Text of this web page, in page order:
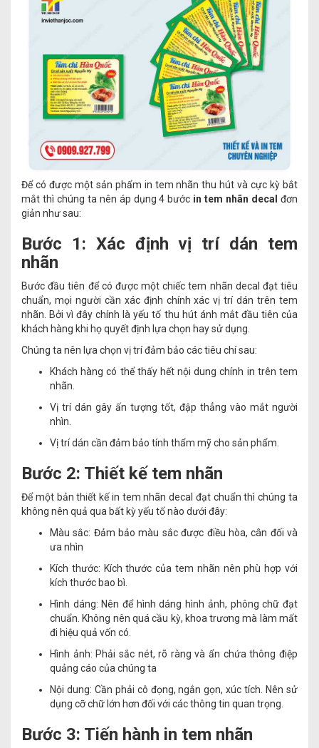
Để có được một sản phẩm in tem nhãn thu hút và cực kỳ bắt
mắt thì chúng ta nên áp dụng 4 bước in tem nhãn decal đơn
giản như sau:
Bước 1: Xác định vị trí dán tem
nhãn
Bước đầu tiên để có được một chiếc tem nhãn decal đạt tiêu
chuẩn, mọi người cần xác định chính xác vị trí dán trên tem
nhãn. Bởi vì đây chính là yếu tố thu hút ánh mắt đầu tiên của
khách hàng khi họ quyết định lựa chọn hay sử dụng.
Chúng ta nên lựa chọn vị trí đảm bảo các tiêu chí sau:
Khách hàng có thể thấy hết nội dung chính in trên tem
nhãn.
Vị trí dán gây ấn tượng tốt, đập thẳng vào mắt người
nhìn.
Vị trí dán cần đảm bảo tính thẩm mỹ cho sản phẩm.
Bước 2: Thiết kế tem nhãn
Để một bản thiết kế in tem nhãn decal đạt chuẩn thì chúng ta
không nên quả qua bất kỳ yếu tố nào dưới đây:
Màu sắc: Đảm bảo màu sắc được điều hòa, cân đối và
ưa nhìn
Kích thước: Kích thước của tem nhãn nên phù hợp với
kích thước bao bì.
Hình dáng: Nên để hình dáng hình ảnh, phông chữ đạt
chuẩn. Không nên quá cầu kỳ, khoa trương mà làm mất
đi hiệu quả vốn có.
Hình ảnh: Phải sắc nét, rõ ràng và ẩn chứa thông điệp
quảng cáo của chúng ta
Nội dung: Cần phải cô đọng, ngắn gọn, xúc tích. Nên sử
dụng cỡ chữ lớn hơn đối với các thông tin quan trọng.
Bước 3: Tiến hành in tem nhãn